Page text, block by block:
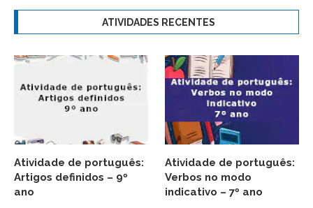
ATIVIDADES RECENTES
Atividade de português:
Artigos definidos – 9º
ano
Atividade de português:
Verbos no modo
indicativo – 7º ano